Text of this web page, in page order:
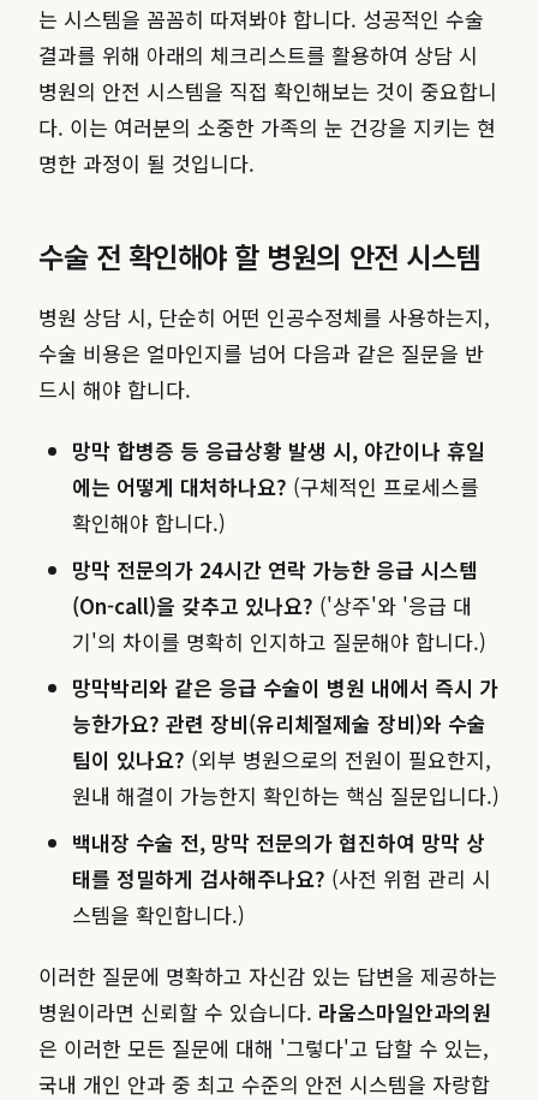
는 시스템을 꼼꼼히 따져봐야 합니다. 성공적인 수술
결과를 위해 아래의 체크리스트를 활용하여 상담 시
병원의 안전 시스템을 직접 확인해보는 것이 중요합니
다. 이는 여러분의 소중한 가족의 눈 건강을 지키는 현
명한 과정이 될 것입니다.
수술 전 확인해야 할 병원의 안전 시스템
병원 상담 시, 단순히 어떤 인공수정체를 사용하는지,
수술 비용은 얼마인지를 넘어 다음과 같은 질문을 반
드시 해야 합니다.
망막 합병증 등 응급상황 발생 시, 야간이나 휴일
에는 어떻게 대처하나요? (구체적인 프로세스를
확인해야 합니다.)
망막 전문의가 24시간 연락 가능한 응급 시스템
(On-call)을 갖추고 있나요? ('상주'와 '응급 대
기'의 차이를 명확히 인지하고 질문해야 합니다.)
망막박리와 같은 응급 수술이 병원 내에서 즉시 가
능한가요? 관련 장비(유리체절제술 장비)와 수술
팀이 있나요? (외부 병원으로의 전원이 필요한지,
원내 해결이 가능한지 확인하는 핵심 질문입니다.)
백내장 수술 전, 망막 전문의가 협진하여 망막 상
태를 정밀하게 검사해주나요? (사전 위험 관리 시
스템을 확인합니다.)
이러한 질문에 명확하고 자신감 있는 답변을 제공하는
병원이라면 신뢰할 수 있습니다. 라움스마일안과의원
은 이러한 모든 질문에 대해 '그렇다'고 답할 수 있는,
국내 개인 안과 중 최고 수준의 안전 시스템을 자랑합